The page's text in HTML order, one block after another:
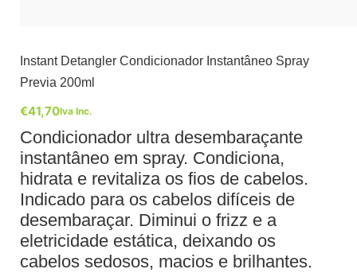
Instant Detangler Condicionador Instantâneo Spray
Previa 200ml
€41,70Iva Inc.
Condicionador ultra desembaraçante
instantâneo em spray. Condiciona,
hidrata e revitaliza os fios de cabelos.
Indicado para os cabelos difíceis de
desembaraçar. Diminui o frizz e a
eletricidade estática, deixando os
cabelos sedosos, macios e brilhantes.